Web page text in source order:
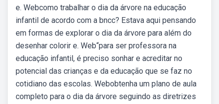
e. Webcomo trabalhar o dia da árvore na educação
infantil de acordo com a bncc? Estava aqui pensando
em formas de explorar o dia da árvore para além do
desenhar colorir e. Web“para ser professora na
educação infantil, é preciso sonhar e acreditar no
potencial das crianças e da educação que se faz no
cotidiano das escolas. Webobtenha um plano de aula
completo para o dia da árvore seguindo as diretrizes